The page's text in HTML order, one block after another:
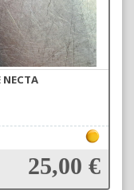
25,00 €